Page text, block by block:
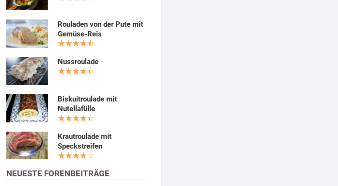
Rouladen von der Pute mit
Gemüse-Reis
Nussroulade
Biskuitroulade mit
Nutellafülle
Krautroulade mit
Speckstreifen
NEUESTE FORENBEITRÄGE